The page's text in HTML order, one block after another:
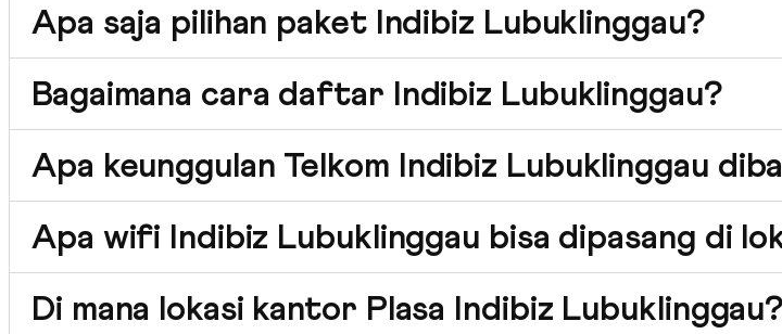
Apa saja pilihan paket Indibiz Lubuklinggau?
Bagaimana cara daftar Indibiz Lubuklinggau?
Apa keunggulan Telkom Indibiz Lubuklinggau
Apa wifi Indibiz Lubuklinggau bisa dipasang di
Di mana lokasi kantor Plasa Indibiz Lubuklinggau?